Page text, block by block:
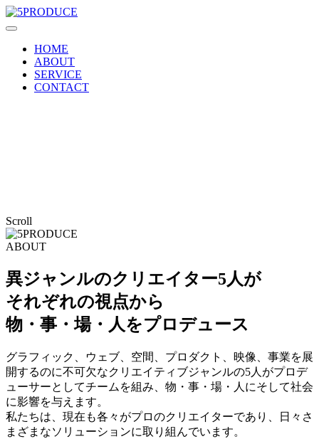
HOME
ABOUT
SERVICE
CONTACT
Scroll
ABOUT
異ジャンルのクリエイター5人が
それぞれの視点から
物・事・場・人をプロデュース
グラフィック、ウェブ、空間、プロダクト、映像、事業を展
開するのに不可欠なクリエイティブジャンルの5人がプロデ
ューサーとしてチームを組み、物・事・場・人にそして社会
に影響を与えます。
私たちは、現在も各々がプロのクリエイターであり、日々さ
まざまなソリューションに取り組んでいます。